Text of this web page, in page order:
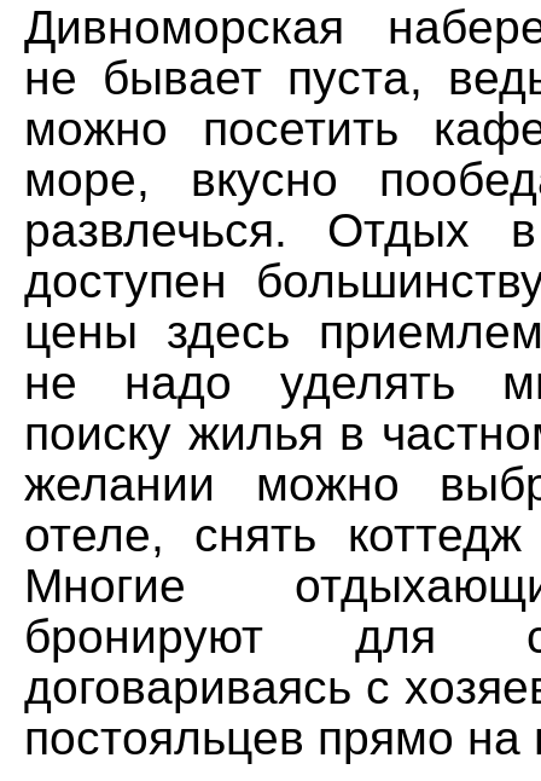
Дивноморская
не бывает пуста,
можно посетить
море, вкусно
развлечься. Отдых
доступен
цены здесь
не надо уделять
поиску жилья в
желании можно
отеле, снять
Многие
бронируют для
договариваясь с
постояльцев прямо на